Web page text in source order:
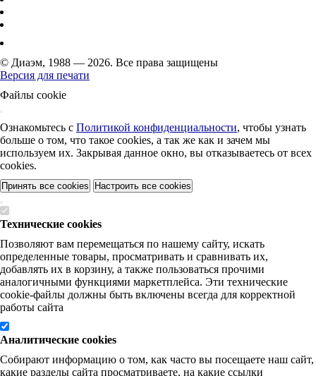
© Диаэм, 1988 — 2026. Все права защищены
Версия для печати
Файлы cookie
Ознакомьтесь с Политикой конфиденциальности, чтобы узнать
больше о том, что такое cookies, а так же как и зачем мы
используем их. Закрывая данное окно, вы отказываетесь от всех
cookies.
Принять все cookies Настроить все cookies
Технические cookies
Позволяют вам перемещаться по нашему сайту, искать
определенные товары, просматривать и сравнивать их,
добавлять их в корзину, а также пользоваться прочими
аналогичными функциями маркетплейса. Эти технические
cookie-файлы должны быть включены всегда для корректной
работы сайта
Аналитические cookies
Собирают информацию о том, как часто вы посещаете наш сайт,
какие разделы сайта просматриваете, на какие ссылки